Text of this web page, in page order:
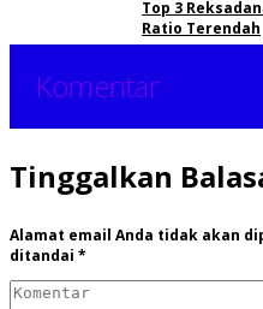
Top 3
Ratio Terendah
Komentar
Tinggalkan
Alamat email Anda tidak akan
ditandai *